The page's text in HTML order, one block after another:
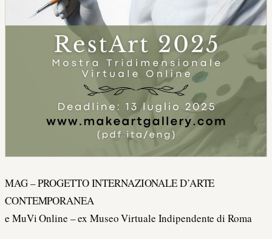
MAG – PROGETTO INTERNAZIONALE D’ARTE
CONTEMPORANEA
e MuVi Online – ex Museo Virtuale Indipendente di Roma